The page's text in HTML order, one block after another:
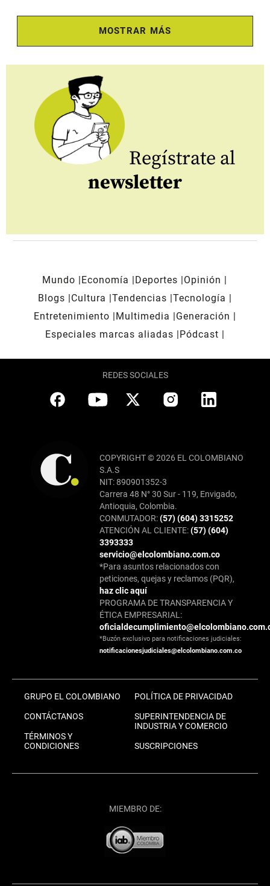
MOSTRAR MÁS
Regístrate al
newsletter
Mundo Economía Deportes
Opinión
Blogs
Cultura Tendencias Tecnología
Entretenimiento
Multimedia
Generación
Especiales marcas aliadas
Pódcast
REDES SOCIALES
COPYRIGHT © 2026 EL COLOMBIANO
S.A.S
NIT: 890901352-3
Carrera 48 N° 30 Sur - 119, Envigado,
Antioquia, Colombia.
CONMUTADOR:(57) (604) 3315252
ATENCIÓN AL CLIENTE:(57) (604)
3393333
servicio@elcolombiano.com.co
*Para asuntos relacionados con
peticiones, quejas y reclamos (PQR),
haz clic aquí
PROGRAMA DE TRANSPARENCIA Y
ÉTICA EMPRESARIAL:
*Buzón exclusivo para notificaciones judiciales:
notificacionesjudiciales@elcolombiano.com.co
GRUPO EL COLOMBIANO
CONTÁCTANOS
TÉRMINOS Y
CONDICIONES
POLÍTICA DE PRIVACIDAD
SUPERINTENDENCIA DE
INDUSTRIA Y COMERCIO
SUSCRIPCIONES
MIEMBRO DE: